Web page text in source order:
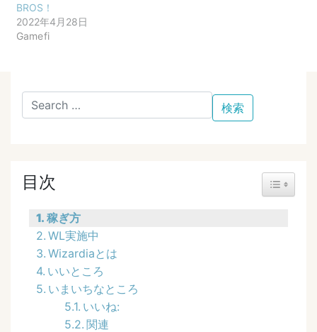
BROS！
2022年4月28日
Gamefi
目次 Toggle
稼ぎ方
WL実施中
Wizardiaとは
いいところ
いまいちなところ
いいね:
関連